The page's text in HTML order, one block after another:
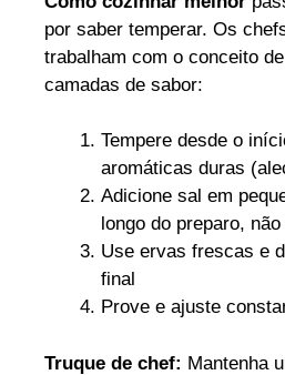
por saber temperar. Os
trabalham com o conceito
camadas de sabor:
Tempere desde o
aromáticas duras
Adicione sal em
longo do preparo,
Use ervas frescas e
final
Prove e ajuste
Truque de chef: Mantenha